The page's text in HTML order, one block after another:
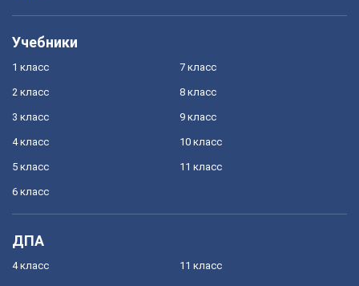
Учебники
1 класс
2 класс
3 класс
4 класс
5 класс
6 класс
7 класс
8 класс
9 класс
10 класс
11 класс
ДПА
4 класс 11 класс